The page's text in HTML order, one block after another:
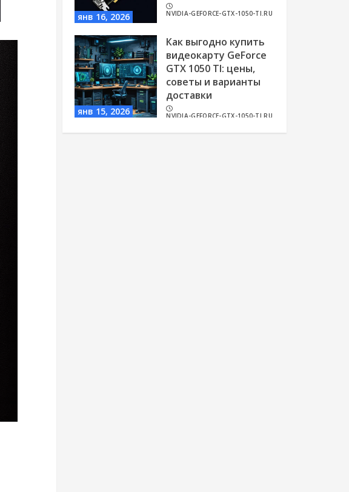
янв 16, 2026 NVIDIA-GEFORCE-GTX-1050-TI.RU
янв 15, 2026
Как выгодно купить
видеокарту GeForce
GTX 1050 TI: цены,
советы и варианты
доставки
NVIDIA-GEFORCE-GTX-1050-TI.RU